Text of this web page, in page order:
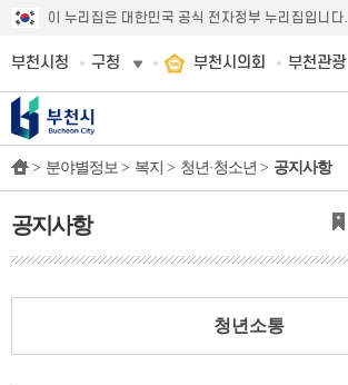
이 누리집은 대한민국 공식 전자정부 누리집입니다.
부천시청 구청 부천시의회 부천관광
> 분야별정보 > 복지 > 청년·청소년 > 공지사항
공지사항
청년소통